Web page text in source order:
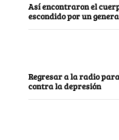
Así encontraron el
escondido por un
Regresar a la radio
contra la depresión